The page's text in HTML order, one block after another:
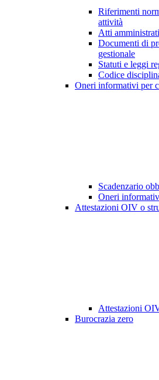
Riferimenti
attività
Atti
Documenti di
gestionale
Statuti e leggi
Codice
Oneri informativi per
Scadenzario
Oneri
Attestazioni OIV o
Attestazioni
Burocrazia zero